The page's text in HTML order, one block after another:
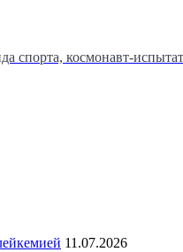
спорта, космонавт-
11.07.2026